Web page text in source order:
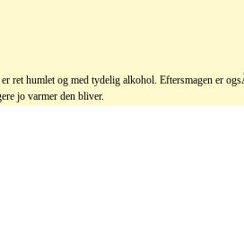
ret humlet og med tydelig alkohol. Eftersmagen er
jo varmer den bliver.